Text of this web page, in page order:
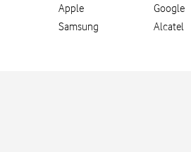
Apple
Samsung
Google
Alcatel